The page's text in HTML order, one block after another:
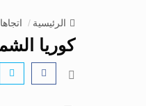
الرئيسية
كوريا